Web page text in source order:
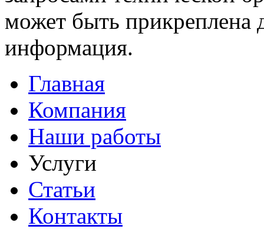
может быть прикреплена
информация.
Главная
Компания
Наши работы
Услуги
Статьи
Контакты